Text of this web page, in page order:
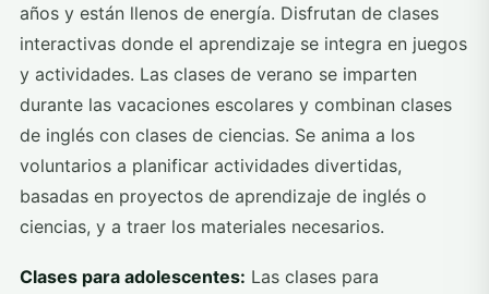
años y están llenos de energía. Disfrutan de clases
interactivas donde el aprendizaje se integra en juegos
y actividades. Las clases de verano se imparten
durante las vacaciones escolares y combinan clases
de inglés con clases de ciencias. Se anima a los
voluntarios a planificar actividades divertidas,
basadas en proyectos de aprendizaje de inglés o
ciencias, y a traer los materiales necesarios.
Clases para adolescentes: Las clases para